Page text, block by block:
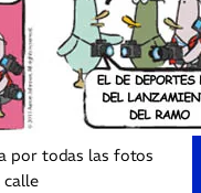
por todas las fotos
calle